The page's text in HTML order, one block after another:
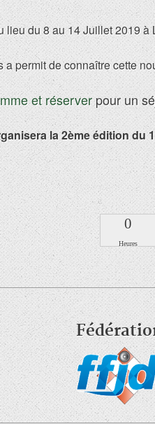
lieu du 8 au 14 Juillet 2019 à
permit de connaître cette
et réserverpour un
la 2ème édition du
0
Heures